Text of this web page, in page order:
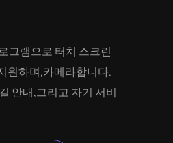
그램으로 터치 스크린
원하며,카메라합니다.
안내,그리고 자기 서비